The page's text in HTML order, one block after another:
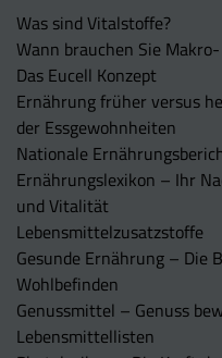
Was sind Vitalstoffe?
Wann brauchen Sie
Das Eucell Konzept
Ernährung früher versus
der Essgewohnheiten
Nationale
Ernährungslexikon – Ihr
und Vitalität
Lebensmittelzusatzstoffe
Gesunde Ernährung – Die
Wohlbefinden
Genussmittel – Genuss
Lebensmittellisten